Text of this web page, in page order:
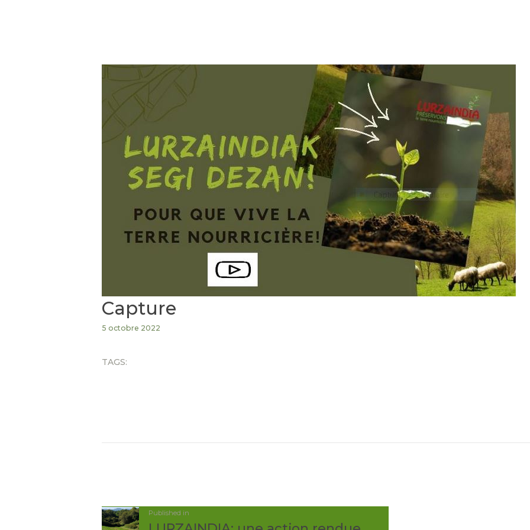
NOUS SOUTENIR!
ACTU / BLOG
CONTACT
Capture
5 octobre 2022
TAGS:
DEPublished in
précédent: